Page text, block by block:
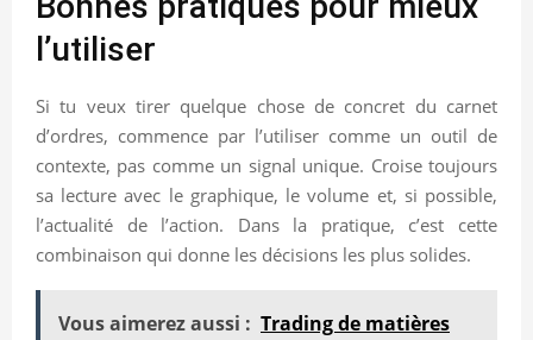
l’utiliser
Si tu veux tirer quelque chose de concret du carnet
d’ordres, commence par l’utiliser comme un outil de
contexte, pas comme un signal unique. Croise toujours
sa lecture avec le graphique, le volume et, si possible,
l’actualité de l’action. Dans la pratique, c’est cette
combinaison qui donne les décisions les plus solides.
Vous aimerez aussi : Trading de matières